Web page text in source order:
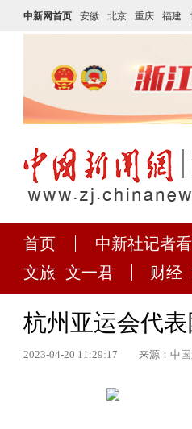
中新网首页 安徽 北京 重庆 福建
首页 中新社记者
文旅 文一君 财经
杭州亚运会代
2023-04-20 11:29:17 来源：中